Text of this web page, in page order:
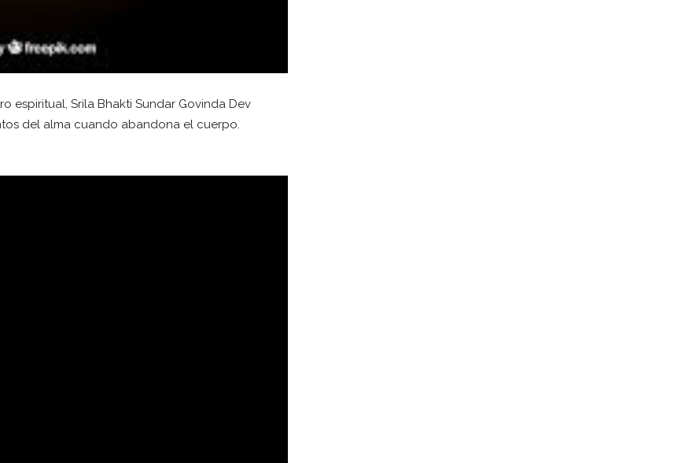
espiritual, Srila Bhakti Sundar Govinda Dev
del alma cuando abandona el cuerpo.